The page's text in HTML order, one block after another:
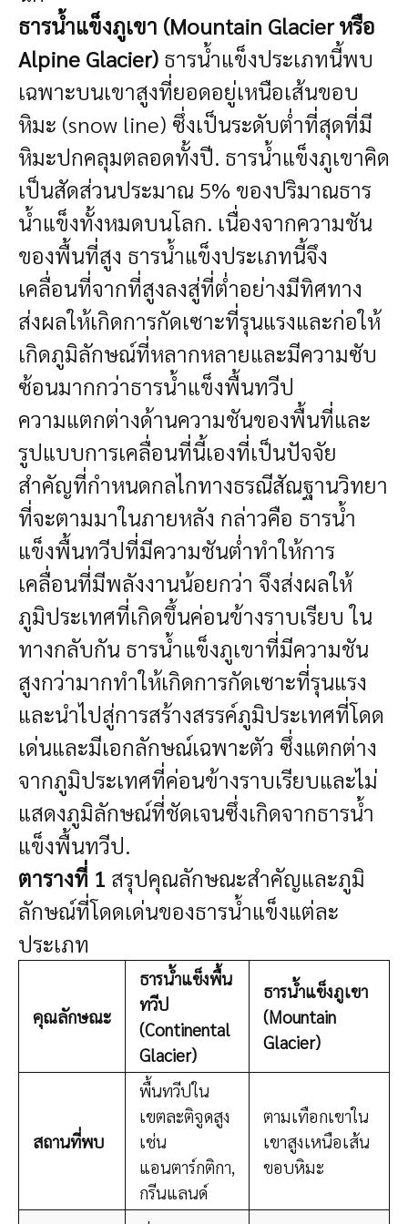
ธารน้ำแข็งภูเขา (Mountain Glacier หรือ
Alpine Glacier) ธารน้ำแข็งประเภทนี้พบ
เฉพาะบนเขาสูงที่ยอดอยู่เหนือเส้นขอบ
หิมะ (snow line) ซึ่งเป็นระดับต่ำที่สุดที่มี
หิมะปกคลุมตลอดทั้งปี. ธารน้ำแข็งภูเขาคิด
เป็นสัดส่วนประมาณ 5% ของปริมาณธาร
น้ำแข็งทั้งหมดบนโลก. เนื่องจากความชัน
ของพื้นที่สูง ธารน้ำแข็งประเภทนี้จึง
เคลื่อนที่จากที่สูงลงสู่ที่ต่ำอย่างมีทิศทาง
ส่งผลให้เกิดการกัดเซาะที่รุนแรงและก่อให้
เกิดภูมิลักษณ์ที่หลากหลายและมีความซับ
ซ้อนมากกว่าธารน้ำแข็งพื้นทวีป
ความแตกต่างด้านความชันของพื้นที่และ
รูปแบบการเคลื่อนที่นี้เองที่เป็นปัจจัย
สำคัญที่กำหนดกลไกทางธรณีสัณฐานวิทยา
ที่จะตามมาในภายหลัง กล่าวคือ ธารน้ำ
แข็งพื้นทวีปที่มีความชันต่ำทำให้การ
เคลื่อนที่มีพลังงานน้อยกว่า จึงส่งผลให้
ภูมิประเทศที่เกิดขึ้นค่อนข้างราบเรียบ ใน
ทางกลับกัน ธารน้ำแข็งภูเขาที่มีความชัน
สูงกว่ามากทำให้เกิดการกัดเซาะที่รุนแรง
และนำไปสู่การสร้างสรรค์ภูมิประเทศที่โดด
เด่นและมีเอกลักษณ์เฉพาะตัว ซึ่งแตกต่าง
จากภูมิประเทศที่ค่อนข้างราบเรียบและไม่
แสดงภูมิลักษณ์ที่ชัดเจนซึ่งเกิดจากธารน้ำ
แข็งพื้นทวีป.
ตารางที่ 1 สรุปคุณลักษณะสำคัญและภูมิ
ลักษณ์ที่โดดเด่นของธารน้ำแข็งแต่ละ
ประเภท
คุณลักษณะ
ธารน้ำแข็งพื้น
ทวีป
(Continental
Glacier)
ธารน้ำแข็งภูเขา
(Mountain
Glacier)
สถานที่พบ
พื้นทวีปใน
เขตละติจูดสูง
เช่น
แอนตาร์กติกา,
กรีนแลนด์
ตามเทือกเขาใน
เขาสูงเหนือเส้น
ขอบหิมะ